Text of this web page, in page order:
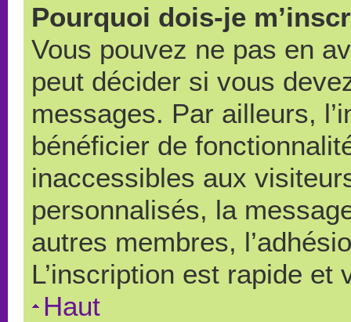
Pourquoi dois-je
Vous pouvez ne pas en
peut décider si vous
messages. Par ailleurs,
bénéficier de
inaccessibles aux
personnalisés, la
autres membres,
L’inscription est rapide et
Haut